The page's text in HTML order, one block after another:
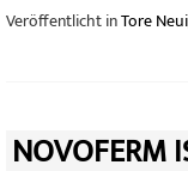
Veröffentlicht inTore
NOVOFERM